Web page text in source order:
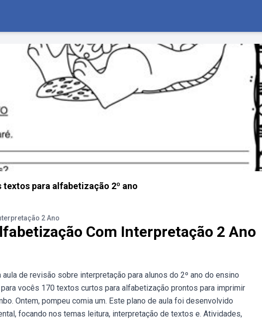
textos para alfabetização 2º ano
2 Ano
Com Interpretação 2 Ano
de revisão sobre interpretação para alunos do 2º ano do ensino
vocês 170 textos curtos para alfabetização prontos para imprimir
Ontem, pompeu comia um. Este plano de aula foi desenvolvido
focando nos temas leitura, interpretação de textos e. Atividades,